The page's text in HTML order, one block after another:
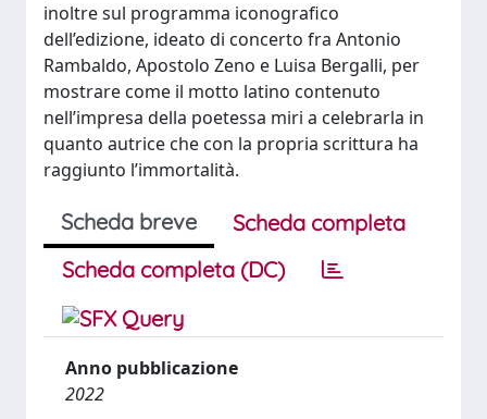
inoltre sul programma iconografico
dell’edizione, ideato di concerto fra Antonio
Rambaldo, Apostolo Zeno e Luisa Bergalli, per
mostrare come il motto latino contenuto
nell’impresa della poetessa miri a celebrarla in
quanto autrice che con la propria scrittura ha
raggiunto l’immortalità.
Scheda breve
Scheda completa
Scheda completa (DC)
Anno pubblicazione
2022